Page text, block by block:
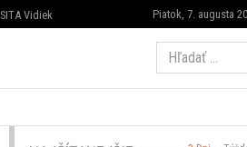
Piatok, 7. augusta
SITA Vidiek
Hľadať: